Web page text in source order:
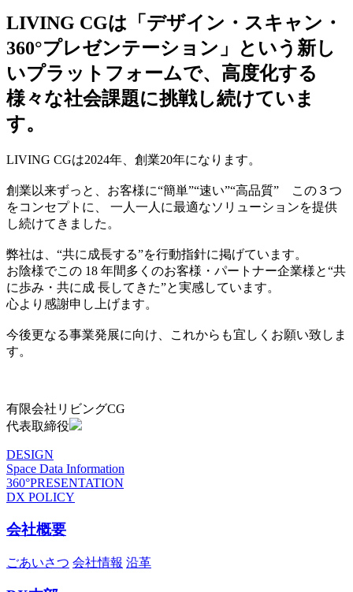
LIVING CGは「デザイン・スキャン・
360°プレゼンテーション」という新し
いプラットフォームで、高度化する
様々な社会課題に挑戦し続けていま
す。
LIVING CGは2024年、創業20年になります。
創業以来ずっと、お客様に“簡単”“速い”“高品質” この３つ
をコンセプトに、 一人一人に最適なソリューションを提供
し続けてきました。
弊社は、“共に成長する”を行動指針に掲げています。
お陰様でこの 18 年間多くのお客様・パートナー企業様と“共
に歩み・共に成 長してきた”と実感しています。
心より感謝申し上げます。
今後更なる事業発展に向け、これからも宜しくお願い致しま
す。
有限会社リビングCG
代表取締役
DESIGN
Space Data Information
360°PRESENTATION
DX POLICY
会社概要
ごあいさつ 会社情報 沿革